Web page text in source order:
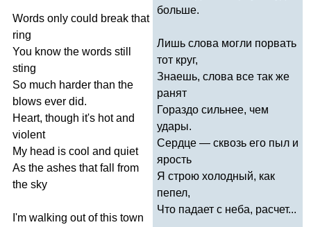
Words only could break that
ring
You know the words still
sting
So much harder than the
blows ever did.
Heart, though it's hot and
violent
My head is cool and quiet
As the ashes that fall
from
the sky
I'm walking out of this town
больше.
Лишь слова могли порвать
тот круг,
Знаешь, слова все так же
ранят
Гораздо сильнее, чем
удары.
Сердце — сквозь его пыл и
ярость
Я строю холодный, как
пепел,
Что падает с неба, расчет...